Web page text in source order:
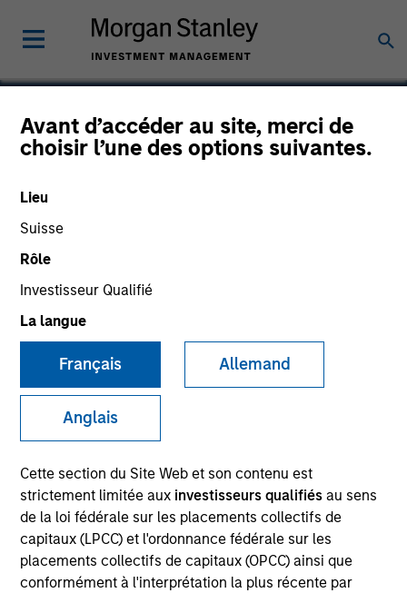
Avant d’accéder au site, merci de
choisir l’une des options suivantes.
Lieu
Suisse
Rôle
Investisseur Qualifié
La langue
Français Allemand
Anglais
Cette section du Site Web et son contenu est
strictement limitée aux investisseurs qualifiésau sens
de la loi fédérale sur les placements collectifs de
capitaux (LPCC) et l'ordonnance fédérale sur les
placements collectifs de capitaux (OPCC) ainsi que
conformément à l'interprétation la plus récente par
Mobilocity
SECTOR
Technology
United States
Invested on
Aug 2000
Transaction Type
Follow-On